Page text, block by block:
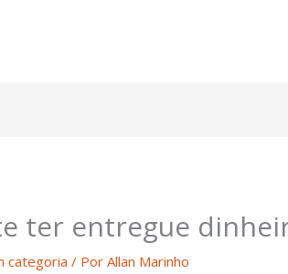
ter entregue
categoria / PorAllan Marinho